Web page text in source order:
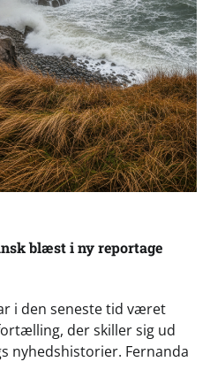
blæst i ny reportage
i den seneste tid været
der skiller sig ud
nyhedshistorier. Fernanda